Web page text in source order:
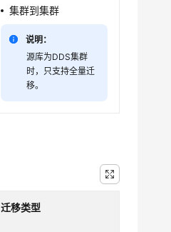
集群到集群
说明：
源库为DDS集群
时，只支持全量迁
移。
迁移类型